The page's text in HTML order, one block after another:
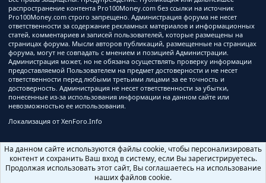
распространение контента Pro100Money.com без ссылки на источник
Pro100Money.com строго запрещено. Администрация форума не несет
ответственности за содержание рекламных материалов и информационных
статей, комментариев и записей пользователей, которые размещены на
страницах форума. Мысли авторов публикаций, размещенные на страницах
форума, могут не совпадать с мнением и позицией Администрации.
Администрация может, но не обязана осуществлять проверку информации
предоставляемой Пользователем на предмет достоверности и не несет
ответственности перед любыми третьими лицами за ее точность и
достоверность. Администрация не несет ответственности за убытки,
понесенные из-за использования информации на данном сайте или
невозможностью ее использования.
Локализация от XenForo.Info
На данном сайте используются файлы cookie, чтобы персонализировать
контент и сохранить Ваш вход в систему, если Вы зарегистрируетесь.
Продолжая использовать этот сайт, Вы соглашаетесь на использование
наших файлов cookie.